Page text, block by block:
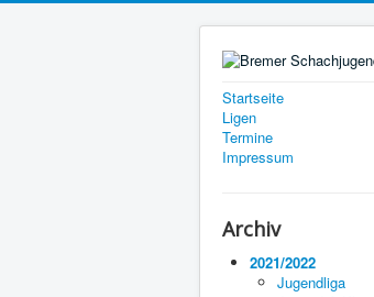
Startseite
Ligen
Termine
Impressum
Archiv
2021/2022
Jugendliga